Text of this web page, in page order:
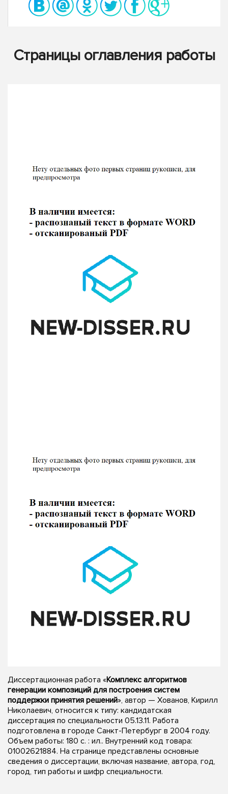
Страницы оглавления работы
Диссертационная работа «Комплекс алгоритмов
генерации композиций для построения систем
поддержки принятия решений», автор — Хованов, Кирилл
Николаевич, относится к типу: кандидатская
диссертация по специальности 05.13.11. Работа
подготовлена в городе Санкт-Петербург в 2004 году.
Объем работы: 180 с. : ил.. Внутренний код товара:
01002621884. На странице представлены основные
сведения о диссертации, включая название, автора, год,
город, тип работы и шифр специальности.